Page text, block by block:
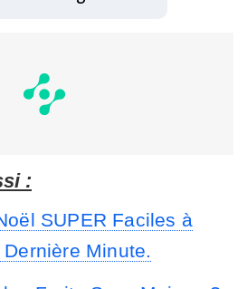
:
SUPER Faciles à
Minute.